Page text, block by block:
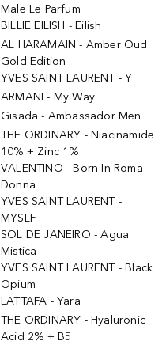
Male Le Parfum
BILLIE EILISH - Eilish
AL HARAMAIN - Amber Oud
Gold Edition
YVES SAINT LAURENT - Y
ARMANI - My Way
Gisada - Ambassador Men
THE ORDINARY - Niacinamide
10% + Zinc 1%
VALENTINO - Born In Roma
Donna
YVES SAINT LAURENT -
MYSLF
SOL DE JANEIRO - Agua
Mistica
YVES SAINT LAURENT - Black
Opium
LATTAFA - Yara
THE ORDINARY - Hyaluronic
Acid 2% + B5